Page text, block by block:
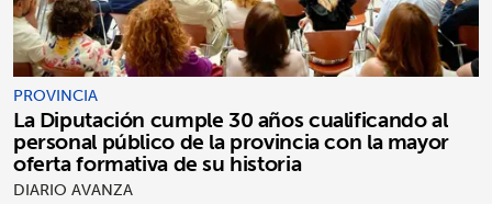
PROVINCIA
La Diputación cumple 30 años cualificando al
personal público de la provincia con la mayor
oferta formativa de su historia
DIARIO AVANZA